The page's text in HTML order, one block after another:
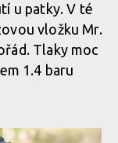
u patky. V té
vložku Mr.
Tlaky moc
1.4 baru